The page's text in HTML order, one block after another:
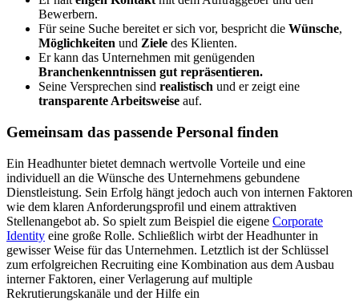
Bewerbern.
Für seine Suche bereitet er sich vor, bespricht die Wünsche,
Möglichkeiten und Ziele des Klienten.
Er kann das Unternehmen mit genügenden
Branchenkenntnissen gut repräsentieren.
Seine Versprechen sind realistisch und er zeigt eine
transparente Arbeitsweise auf.
Gemeinsam das passende Personal finden
Ein Headhunter bietet demnach wertvolle Vorteile und eine
individuell an die Wünsche des Unternehmens gebundene
Dienstleistung. Sein Erfolg hängt jedoch auch von internen Faktoren
wie dem klaren Anforderungsprofil und einem attraktiven
Stellenangebot ab. So spielt zum Beispiel die eigene Corporate
Identity eine große Rolle. Schließlich wirbt der Headhunter in
gewisser Weise für das Unternehmen. Letztlich ist der Schlüssel
zum erfolgreichen Recruiting eine Kombination aus dem Ausbau
interner Faktoren, einer Verlagerung auf multiple
Rekrutierungskanäle und der Hilfe ein